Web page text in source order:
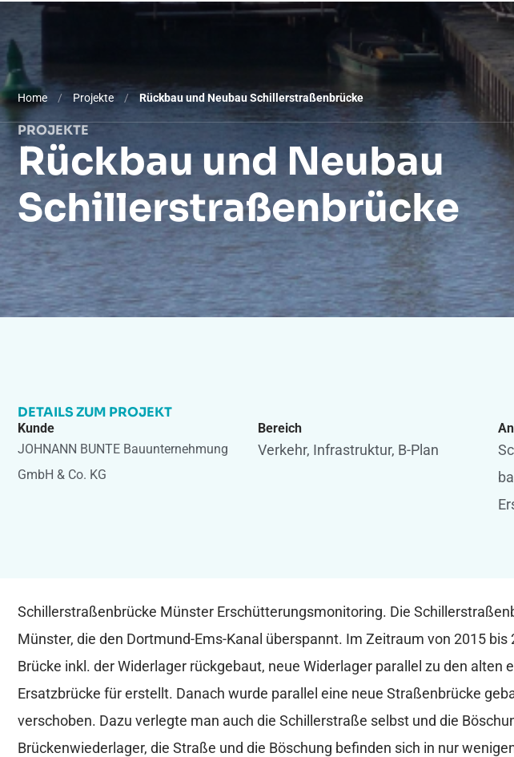
Ausstattung Aktuelles
Home / Projekte / Rückbau und Neubau Schillerstraßenbrücke
PROJEKTE
Rückbau und Neubau
Schillerstraßenbrücke
DETAILS ZUM PROJEKT
Kunde
JOHNANN BUNTE Bauunternehmung
GmbH & Co. KG
Bereich
Verkehr, Infrastruktur, B-Plan
Schillerstraßenbrücke Münster Erschütterungsmonitoring. Die
Münster, die den Dortmund-Ems-Kanal überspannt. Im Zeitraum von 2015
Brücke inkl. der Widerlager rückgebaut, neue Widerlager parallel zu den alten
Ersatzbrücke für erstellt. Danach wurde parallel eine neue Straßenbrücke
verschoben. Dazu verlegte man auch die Schillerstraße selbst und die
Brückenwiederlager, die Straße und die Böschung befinden sich in nur